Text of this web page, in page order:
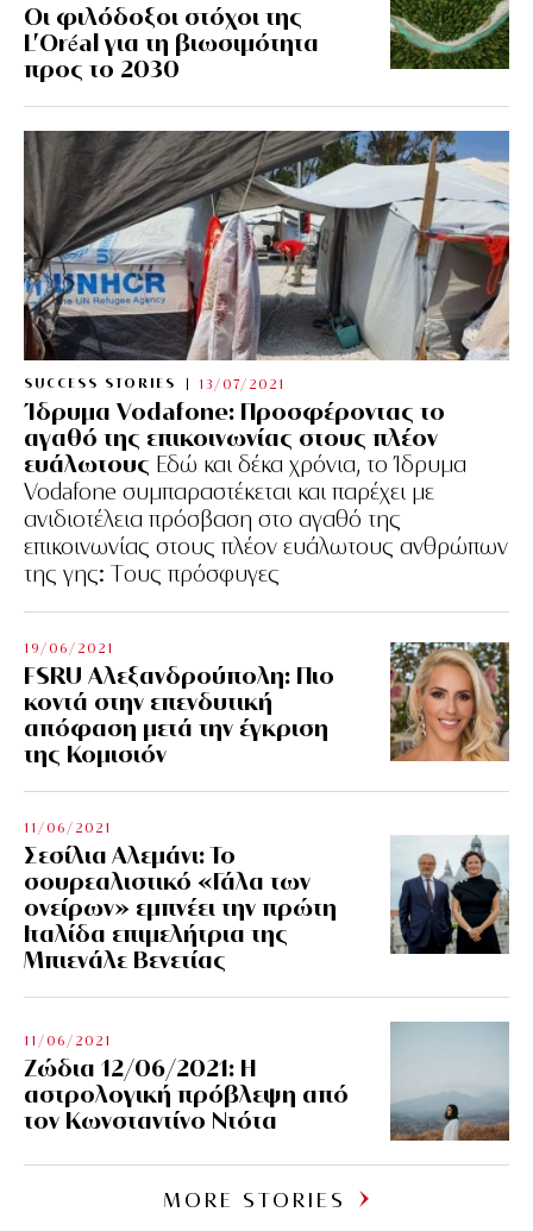
Οι φιλόδοξοι στόχοι της
L’Oréal για τη βιωσιμότητα
προς το 2030
SUCCESS STORIES 13/07/2021
Ίδρυμα Vodafone: Προσφέροντας το
αγαθό της επικοινωνίας στους πλέον
ευάλωτους Εδώ και δέκα χρόνια, το Ίδρυμα
Vodafone συμπαραστέκεται και παρέχει με
ανιδιοτέλεια πρόσβαση στο αγαθό της
επικοινωνίας στους πλέον ευάλωτους ανθρώπων
της γης: Tους πρόσφυγες
19/06/2021
FSRU Αλεξανδρούπολη: Πιο
κοντά στην επενδυτική
απόφαση μετά την έγκριση
της Κομισιόν
11/06/2021
Σεσίλια Αλεμάνι: Το
σουρεαλιστικό «Γάλα των
ονείρων» εμπνέει την πρώτη
Ιταλίδα επιμελήτρια της
Μπιενάλε Βενετίας
11/06/2021
Ζώδια 12/06/2021: Η
αστρολογική πρόβλεψη από
τον Κωνσταντίνο Ντότα
MORE STORIES